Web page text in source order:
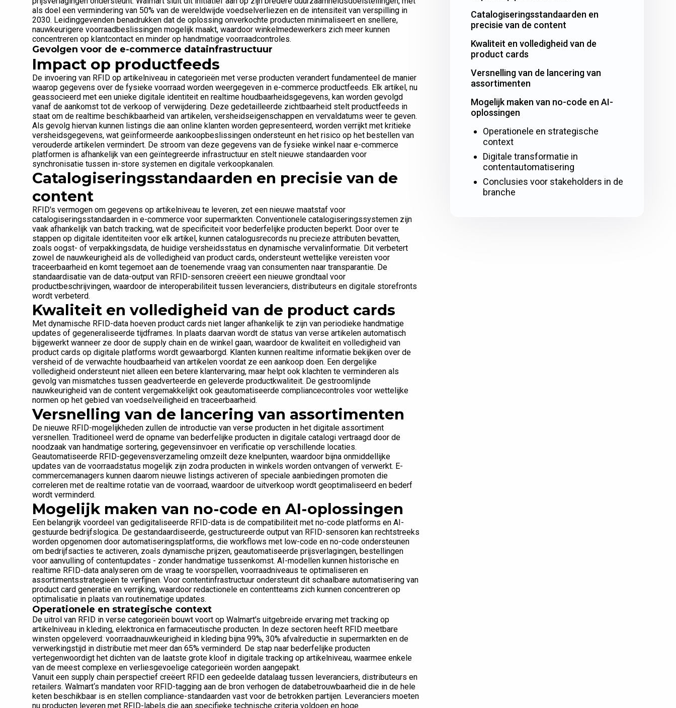
als doel een vermindering van 50% van de wereldwijde voedselverliezen en de intensiteit van verspilling in
2030. Leidinggevenden benadrukken dat de oplossing onverkochte producten minimaliseert en snellere,
nauwkeurigere voorraadbeslissingen mogelijk maakt, waardoor winkelmedewerkers zich meer kunnen
concentreren op klantcontact en minder op handmatige voorraadcontroles.
Gevolgen voor de e-commerce datainfrastructuur
Impact op productfeeds
De invoering van RFID op artikelniveau in categorieën met verse producten verandert fundamenteel de manier
waarop gegevens over de fysieke voorraad worden weergegeven in e-commerce productfeeds. Elk artikel, nu
geassocieerd met een unieke digitale identiteit en realtime houdbaarheidsgegevens, kan worden gevolgd
vanaf de aankomst tot de verkoop of verwijdering. Deze gedetailleerde zichtbaarheid stelt productfeeds in
staat om de realtime beschikbaarheid van artikelen, versheidseigenschappen en vervaldatums weer te geven.
Als gevolg hiervan kunnen listings die aan online klanten worden gepresenteerd, worden verrijkt met kritieke
versheidsgegevens, wat geïnformeerde aankoopbeslissingen ondersteunt en het risico op het bestellen van
verouderde artikelen vermindert. De stroom van deze gegevens van de fysieke winkel naar e-commerce
platformen is afhankelijk van een geïntegreerde infrastructuur en stelt nieuwe standaarden voor
synchronisatie tussen in-store systemen en digitale verkoopkanalen.
Catalogiseringsstandaarden en precisie van de
content
RFID's vermogen om gegevens op artikelniveau te leveren, zet een nieuwe maatstaf voor
catalogiseringsstandaarden in e-commerce voor supermarkten. Conventionele catalogiseringssystemen zijn
vaak afhankelijk van batch tracking, wat de specificiteit voor bederfelijke producten beperkt. Door over te
stappen op digitale identiteiten voor elk artikel, kunnen catalogusrecords nu precieze attributen bevatten,
zoals oogst- of verpakkingsdata, de huidige versheidsstatus en dynamische vervalinformatie. Dit verbetert
zowel de nauwkeurigheid als de volledigheid van product cards, ondersteunt wettelijke vereisten voor
traceerbaarheid en komt tegemoet aan de toenemende vraag van consumenten naar transparantie. De
standaardisatie van de data-output van RFID-sensoren creëert een nieuwe grondtaal voor
productbeschrijvingen, waardoor de interoperabiliteit tussen leveranciers, distributeurs en digitale storefronts
wordt verbeterd.
Kwaliteit en volledigheid van de product cards
Met dynamische RFID-data hoeven product cards niet langer afhankelijk te zijn van periodieke handmatige
updates of gegeneraliseerde tijdframes. In plaats daarvan wordt de status van verse artikelen automatisch
bijgewerkt wanneer ze door de supply chain en de winkel gaan, waardoor de kwaliteit en volledigheid van
product cards op digitale platforms wordt gewaarborgd. Klanten kunnen realtime informatie bekijken over de
versheid of de verwachte houdbaarheid van artikelen voordat ze een aankoop doen. Een dergelijke
volledigheid ondersteunt niet alleen een betere klantervaring, maar helpt ook klachten te verminderen als
gevolg van mismatches tussen geadverteerde en geleverde productkwaliteit. De gestroomlijnde
nauwkeurigheid van de content vergemakkelijkt ook geautomatiseerde compliancecontroles voor wettelijke
normen op het gebied van voedselveiligheid en traceerbaarheid.
Versnelling van de lancering van assortimenten
De nieuwe RFID-mogelijkheden zullen de introductie van verse producten in het digitale assortiment
versnellen. Traditioneel werd de opname van bederfelijke producten in digitale catalogi vertraagd door de
noodzaak van handmatige sortering, gegevensinvoer en verificatie op verschillende locaties.
Geautomatiseerde RFID-gegevensverzameling omzeilt deze knelpunten, waardoor bijna onmiddellijke
updates van de voorraadstatus mogelijk zijn zodra producten in winkels worden ontvangen of verwerkt. E-
commercemanagers kunnen daarom nieuwe listings activeren of speciale aanbiedingen promoten die
correleren met de realtime rotatie van de voorraad, waardoor de uitverkoop wordt geoptimaliseerd en bederf
wordt verminderd.
Mogelijk maken van no-code en AI-oplossingen
Een belangrijk voordeel van gedigitaliseerde RFID-data is de compatibiliteit met no-code platforms en AI-
gestuurde bedrijfslogica. De gestandaardiseerde, gestructureerde output van RFID-sensoren kan rechtstreeks
worden opgenomen door automatiseringsplatforms, die workflows met low-code en no-code ondersteunen
om bedrijfsacties te activeren, zoals dynamische prijzen, geautomatiseerde prijsverlagingen, bestellingen
voor aanvulling of contentupdates - zonder handmatige tussenkomst. AI-modellen kunnen historische en
realtime RFID-data analyseren om de vraag te voorspellen, voorraadniveaus te optimaliseren en
assortimentsstrategieën te verfijnen. Voor contentinfrastructuur ondersteunt dit schaalbare automatisering van
product card generatie en verrijking, waardoor redactionele en contentteams zich kunnen concentreren op
optimalisatie in plaats van routinematige updates.
Operationele en strategische context
De uitrol van RFID in verse categorieën bouwt voort op Walmart's uitgebreide ervaring met tracking op
artikelniveau in kleding, elektronica en farmaceutische producten. In deze sectoren heeft RFID meetbare
winsten opgeleverd: voorraadnauwkeurigheid in kleding bijna 99%, 30% afvalreductie in supermarkten en de
verwerkingstijd in distributie met meer dan 65% verminderd. De stap naar bederfelijke producten
vertegenwoordigt het dichten van de laatste grote kloof in digitale tracking op artikelniveau, waarmee enkele
van de meest complexe en verliesgevoelige categorieën worden aangepakt.
Vanuit een supply chain perspectief creëert RFID een gedeelde datalaag tussen leveranciers, distributeurs en
retailers. Walmart‘s mandaten voor RFID-tagging aan de bron verhogen de databetrouwbaarheid die in de hele
keten beschikbaar is en stellen compliance-standaarden vast voor de betrokken partijen. Leveranciers moeten
nu producten leveren met RFID-labels die aan specifieke technische criteria voldoen en hoge
Catalogiseringsstandaarden en
precisie van de content
Kwaliteit en volledigheid van de
product cards
Versnelling van de lancering van
assortimenten
Mogelijk maken van no-code en AI-
oplossingen
Operationele en strategische
context
Digitale transformatie in
contentautomatisering
Conclusies voor stakeholders in de
branche